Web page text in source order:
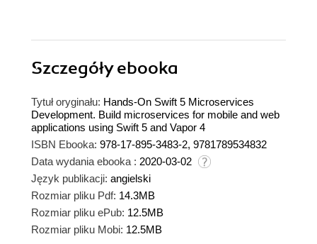
Szczegółyebooka
Tytuł oryginału: Hands-On Swift 5 Microservices
Development. Build microservices for mobile and web
applications using Swift 5 and Vapor 4
ISBN Ebooka: 978-17-895-3483-2, 9781789534832
Data wydania ebooka : 2020-03-02
Język publikacji: angielski
Rozmiar pliku Pdf: 14.3MB
Rozmiar pliku ePub: 12.5MB
Rozmiar pliku Mobi: 12.5MB